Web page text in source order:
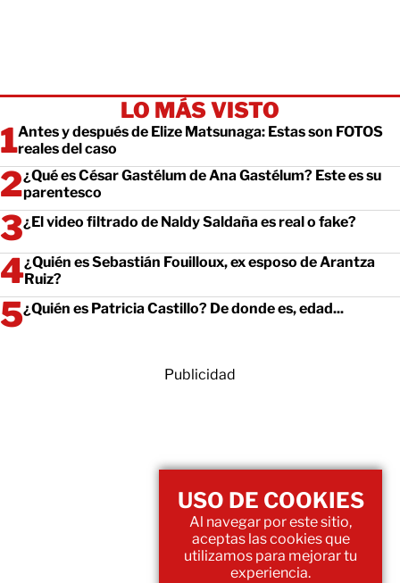
LO MÁS VISTO
Antes y después de Elize Matsunaga: Estas son FOTOS
reales del caso
¿Qué es César Gastélum de Ana Gastélum? Este es su
parentesco
¿El video filtrado de Naldy Saldaña es real o fake?
¿Quién es Sebastián Fouilloux, ex esposo de Arantza
Ruiz?
¿Quién es Patricia Castillo? De donde es, edad...
Publicidad
USO DE COOKIES
Al navegar por este sitio,
aceptas las cookies que
utilizamos para mejorar tu
experiencia.